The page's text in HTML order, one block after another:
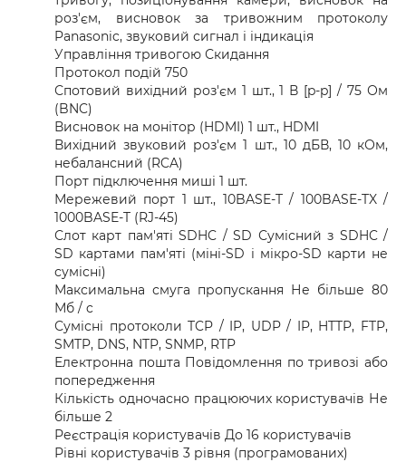
роз'єм, висновок за тривожним протоколу
Panasonic, звуковий сигнал і індикація
Управління тривогою Скидання
Протокол подій 750
Спотовий вихідний роз'єм 1 шт., 1 В [p-p] / 75 Ом
(BNC)
Висновок на монітор (HDMI) 1 шт., HDMI
Вихідний звуковий роз'єм 1 шт., 10 дБВ, 10 кОм,
небалансний (RCA)
Порт підключення миші 1 шт.
Мережевий порт 1 шт., 10BASE-T / 100BASE-TX /
1000BASE-T (RJ-45)
Слот карт пам'яті SDHC / SD Сумісний з SDHC /
SD картами пам'яті (міні-SD і мікро-SD карти не
сумісні)
Максимальна смуга пропускання Не більше 80
Мб / c
Сумісні протоколи TCP / IP, UDP / IP, HTTP, FTP,
SMTP, DNS, NTP, SNMP, RTP
Електронна пошта Повідомлення по тривозі або
попередження
Кількість одночасно працюючих користувачів Не
більше 2
Реєстрація користувачів До 16 користувачів
Рівні користувачів 3 рівня (програмованих)